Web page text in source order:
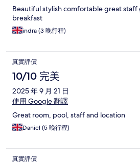
Beautiful stylish comfortable great
breakfast
indra (3 晚行程)
真實評價
10/10 完美
2025 年 9 月 21 日
使用 Google 翻譯
Great room, pool, staff and location
Daniel (5 晚行程)
真實評價